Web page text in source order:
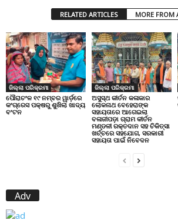
RELATED ARTICLES MORE FROM
ଜିଲ୍ଲା ପରିକ୍ରମା
ପୌରାଚଂଳ ୧୯ ନମ୍ବର ୱାର୍ଡ଼ରେ
କଂଗ୍ରେସ ପକ୍ଷରୁ ଶୁଖିଲା ଖାଦ୍ୟ
ବଂଟନ
ଜିଲ୍ଲା ପରିକ୍ରମା
ଅସୁସ୍ଥ କୀର୍ତନ କଳାକାର
ଲୋକନାଥ ବେହେରାଙ୍କ
ସହାୟତାରେ ଆଗେଇଲା
ବଳାଜୀପଡ଼ା ଗ୍ରାମ କୀର୍ତନ
ମଣ୍ଡଳୀ ରକ୍ତଦାନ ସହ ଚିକିତ୍ସା
ଖର୍ଚ୍ଚରେ ସହଯୋଗ, ସରକାରୀ
ସହାୟତା ପାଇଁ ନିବେଦନ
Adv